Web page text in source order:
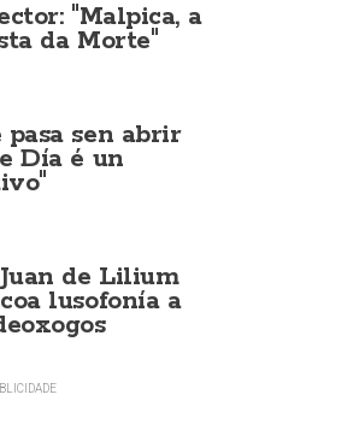
"Malpica, a
da Morte"
pasa sen abrir
Día é un
de Lilium
lusofonía a